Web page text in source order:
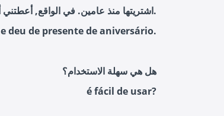
اشتريتها منذ عامين. في الواقع, أعطتني أمي إياه كهدية عيد ميلاد.
deu de presente de aniversário.
هل هي سهلة الاستخدام؟
é fácil de usar?